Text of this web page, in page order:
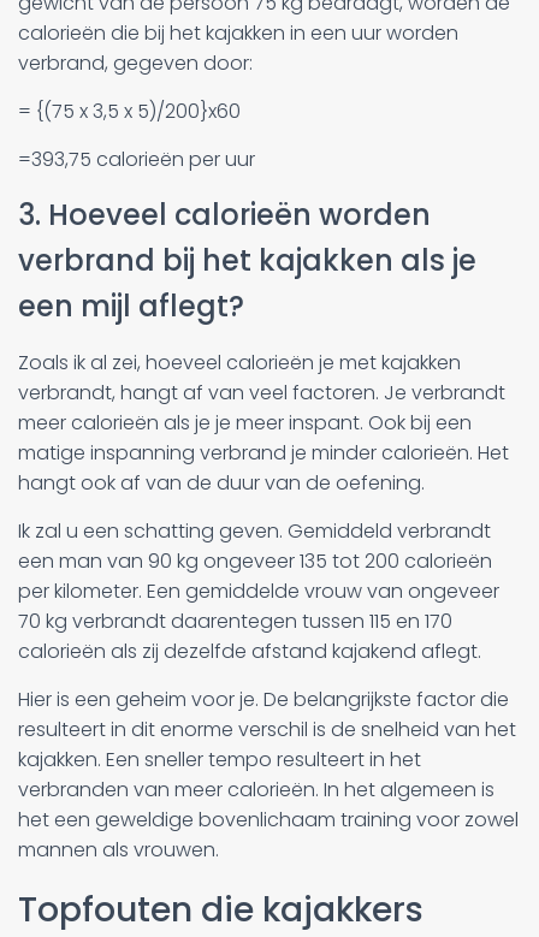
calorieën die bij het kajakken in een uur worden
verbrand, gegeven door:
= {(75 x 3,5 x 5)/200}x60
=393,75 calorieën per uur
3. Hoeveel calorieën worden
verbrand bij het kajakken als je
een mijl aflegt?
Zoals ik al zei, hoeveel calorieën je met kajakken
verbrandt, hangt af van veel factoren. Je verbrandt
meer calorieën als je je meer inspant. Ook bij een
matige inspanning verbrand je minder calorieën. Het
hangt ook af van de duur van de oefening.
Ik zal u een schatting geven. Gemiddeld verbrandt
een man van 90 kg ongeveer 135 tot 200 calorieën
per kilometer. Een gemiddelde vrouw van ongeveer
70 kg verbrandt daarentegen tussen 115 en 170
calorieën als zij dezelfde afstand kajakend aflegt.
Hier is een geheim voor je. De belangrijkste factor die
resulteert in dit enorme verschil is de snelheid van het
kajakken. Een sneller tempo resulteert in het
verbranden van meer calorieën. In het algemeen is
het een geweldige bovenlichaam training voor zowel
mannen als vrouwen.
Topfouten die kajakkers